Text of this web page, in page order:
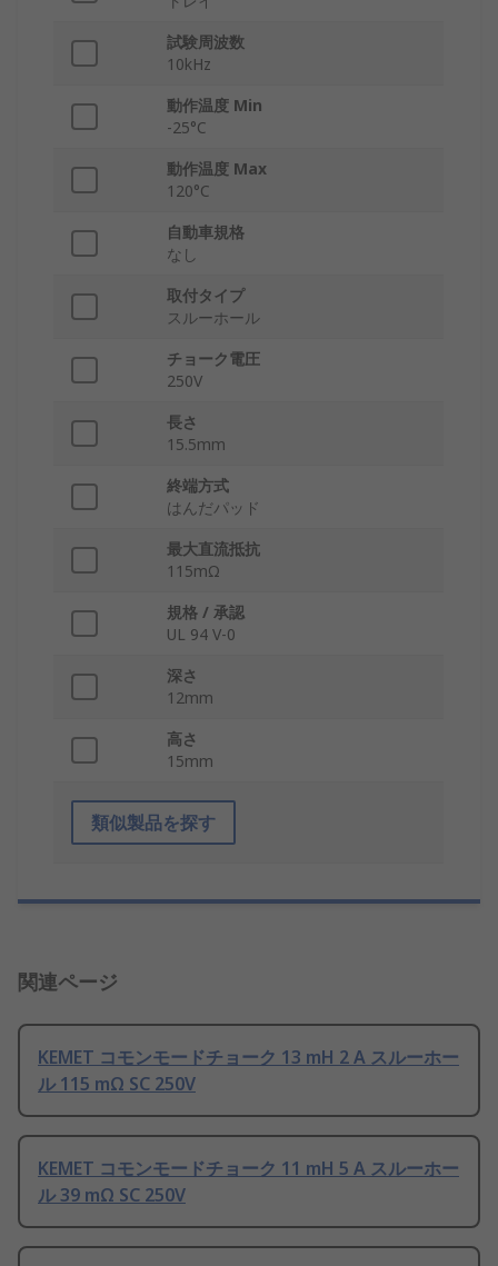
試験周波数
10kHz
動作温度 Min
-25°C
動作温度 Max
120°C
自動車規格
なし
取付タイプ
スルーホール
チョーク電圧
250V
長さ
15.5mm
終端方式
はんだパッド
最大直流抵抗
115mΩ
規格 / 承認
UL 94 V-0
深さ
12mm
高さ
15mm
類似製品を探す
関連ページ
KEMET コモンモードチョーク 13 mH 2 A スルーホー
ル 115 mΩ SC 250V
KEMET コモンモードチョーク 11 mH 5 A スルーホー
ル 39 mΩ SC 250V